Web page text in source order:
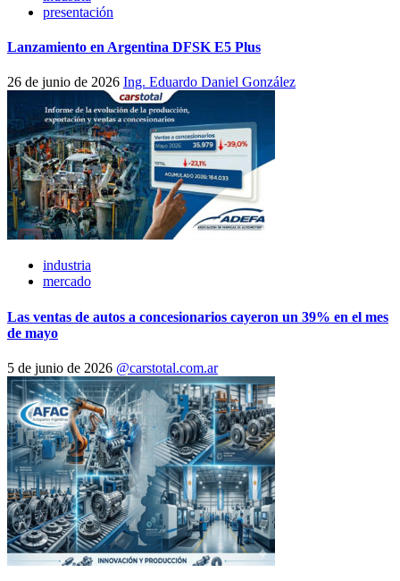
presentación
Lanzamiento en Argentina DFSK E5 Plus
26 de junio de 2026 Ing. Eduardo Daniel González
industria
mercado
Las ventas de autos a concesionarios cayeron un 39% en el mes
de mayo
5 de junio de 2026 @carstotal.com.ar